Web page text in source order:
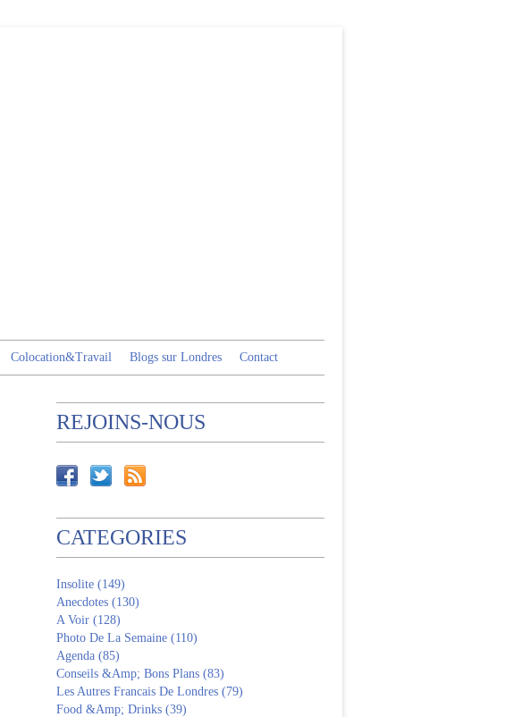
Colocation&Travail Blogs sur Londres Contact
REJOINS-NOUS
CATEGORIES
Insolite (149)
Anecdotes (130)
A Voir (128)
Photo De La Semaine (110)
Agenda (85)
Conseils &Amp; Bons Plans (83)
Les Autres Francais De Londres (79)
Food &Amp; Drinks (39)